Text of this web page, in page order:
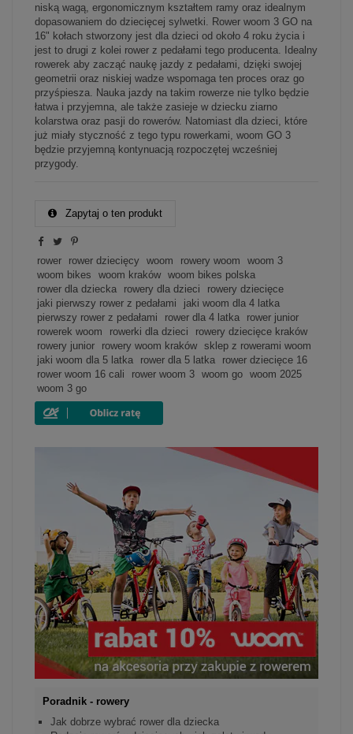
niską wagą, ergonomicznym kształtem ramy oraz idealnym
dopasowaniem do dziecięcej sylwetki. Rower woom 3 GO na
16" kołach stworzony jest dla dzieci od około 4 roku życia i
jest to drugi z kolei rower z pedałami tego producenta. Idealny
rowerek aby zacząć naukę jazdy z pedałami, dzięki swojej
geometrii oraz niskiej wadze wspomaga ten proces oraz go
przyśpiesza. Nauka jazdy na takim rowerze nie tylko będzie
łatwa i przyjemna, ale także zasieje w dziecku ziarno
kolarstwa oraz pasji do rowerów. Natomiast dla dzieci, które
już miały styczność z tego typu rowerkami, woom GO 3
będzie przyjemną kontynuacją rozpoczętej wcześniej
przygody.
Zapytaj o ten produkt
rower rower dziecięcy woom rowery woom
woom 3
woom bikes
woom kraków
woom bikes polska
rower dla dziecka
rowery dla dzieci
rowery dziecięce
jaki pierwszy rower z pedałami
jaki woom dla 4 latka
pierwszy rower z pedałami
rower dla 4 latka
rower junior
rowerek woom
rowerki dla dzieci
rowery dziecięce kraków
rowery junior
rowery woom kraków
sklep z rowerami woom
jaki woom dla 5 latka
rower dla 5 latka
rower dziecięce 16
rower woom 16 cali
rower woom 3 woom go
woom 2025
woom 3 go
Poradnik - rowery
Jak dobrze wybrać rower dla dziecka